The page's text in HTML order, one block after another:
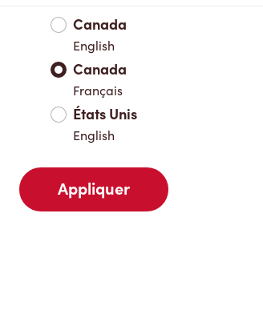
Canada
English
Canada
Français
États Unis
English
Appliquer